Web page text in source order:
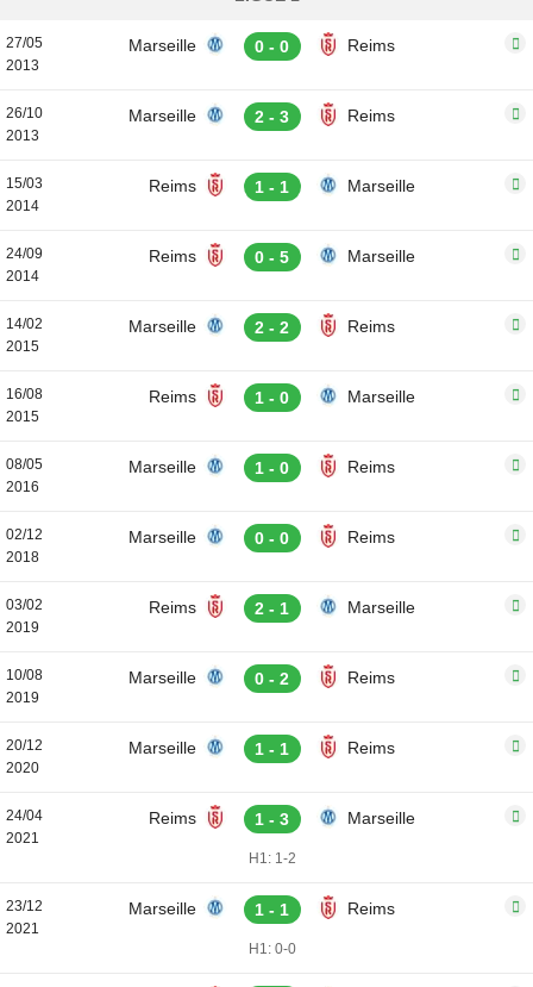
27/05
2013
Marseille 0 - 0 Reims
26/10
2013
Marseille 2 - 3 Reims
15/03
2014
Reims 1 - 1 Marseille
24/09
2014
Reims 0 - 5 Marseille
14/02
2015
Marseille 2 - 2 Reims
16/08
2015
Reims 1 - 0 Marseille
08/05
2016
Marseille 1 - 0 Reims
02/12
2018
Marseille 0 - 0 Reims
03/02
2019
Reims 2 - 1 Marseille
10/08
2019
Marseille 0 - 2 Reims
20/12
2020
Marseille 1 - 1 Reims
24/04
2021
Reims 1 - 3 Marseille
H1: 1-2
23/12
2021
Marseille 1 - 1 Reims
H1: 0-0